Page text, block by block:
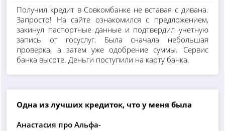
Получил кредит в Совкомбанке не вставая с дивана.
Запросто! На сайте ознакомился с предложением,
закинул паспортные данные и подтвердил учетную
запись от госуслуг. Была сначала небольшая
проверка, а затем уже одобрение суммы. Сервис
банка высоте. Деньги поступили на карту банка.
Одна из лучших кредиток, что у меня была
Анастасия про Альфа-